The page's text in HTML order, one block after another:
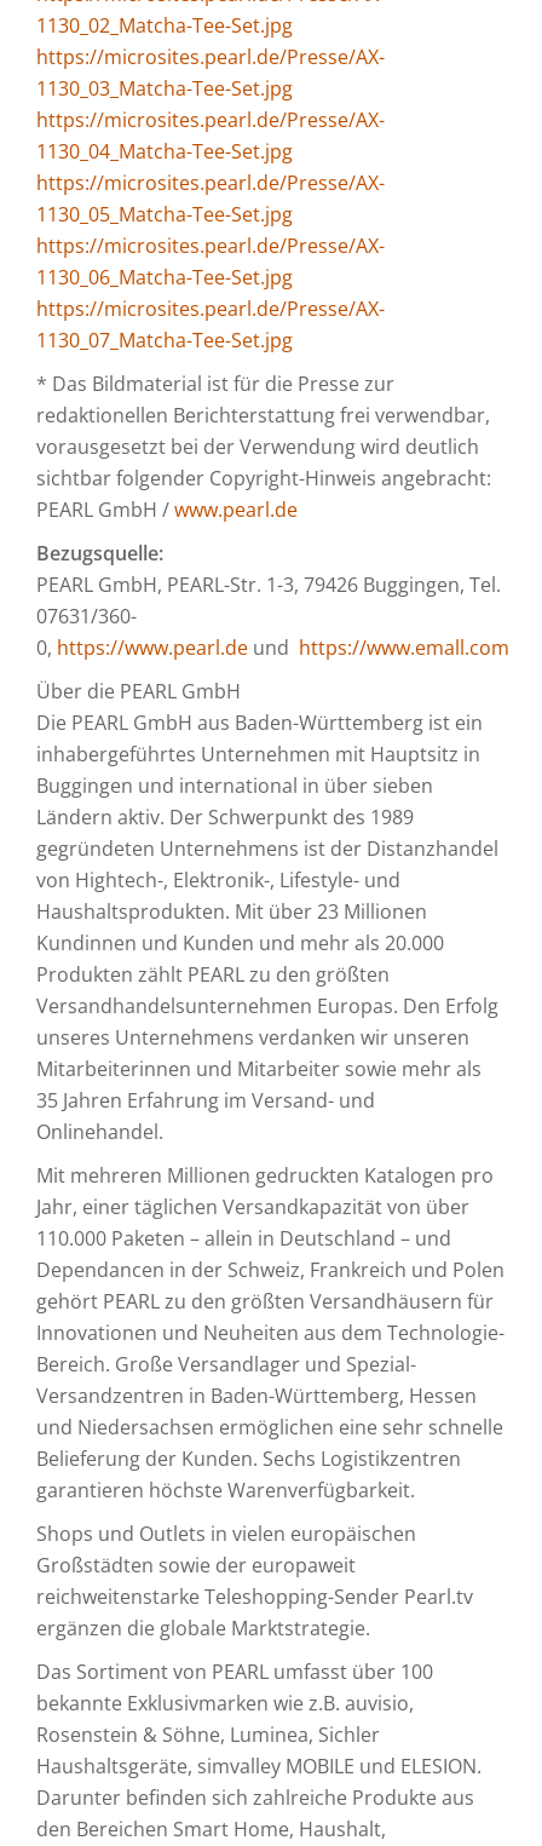
1130_02_Matcha-Tee-Set.jpg
https://microsites.pearl.de/Presse/AX-
1130_03_Matcha-Tee-Set.jpg
https://microsites.pearl.de/Presse/AX-
1130_04_Matcha-Tee-Set.jpg
https://microsites.pearl.de/Presse/AX-
1130_05_Matcha-Tee-Set.jpg
https://microsites.pearl.de/Presse/AX-
1130_06_Matcha-Tee-Set.jpg
https://microsites.pearl.de/Presse/AX-
1130_07_Matcha-Tee-Set.jpg
* Das Bildmaterial ist für die Presse zur
redaktionellen Berichterstattung frei verwendbar,
vorausgesetzt bei der Verwendung wird deutlich
sichtbar folgender Copyright-Hinweis angebracht:
PEARL GmbH /www.pearl.de
Bezugsquelle:
PEARL GmbH, PEARL-Str. 1-3, 79426 Buggingen, Tel.
07631/360-
0, https://www.pearl.de und https://www.emall.com
Über die PEARL GmbH
Die PEARL GmbH aus Baden-Württemberg ist ein
inhabergeführtes Unternehmen mit Hauptsitz in
Buggingen und international in über sieben
Ländern aktiv. Der Schwerpunkt des 1989
gegründeten Unternehmens ist der Distanzhandel
von Hightech-, Elektronik-, Lifestyle- und
Haushaltsprodukten. Mit über 23 Millionen
Kundinnen und Kunden und mehr als 20.000
Produkten zählt PEARL zu den größten
Versandhandelsunternehmen Europas. Den Erfolg
unseres Unternehmens verdanken wir unseren
Mitarbeiterinnen und Mitarbeiter sowie mehr als
35 Jahren Erfahrung im Versand- und
Onlinehandel.
Mit mehreren Millionen gedruckten Katalogen pro
Jahr, einer täglichen Versandkapazität von über
110.000 Paketen – allein in Deutschland – und
Dependancen in der Schweiz, Frankreich und Polen
gehört PEARL zu den größten Versandhäusern für
Innovationen und Neuheiten aus dem Technologie-
Bereich. Große Versandlager und Spezial-
Versandzentren in Baden-Württemberg, Hessen
und Niedersachsen ermöglichen eine sehr schnelle
Belieferung der Kunden. Sechs Logistikzentren
garantieren höchste Warenverfügbarkeit.
Shops und Outlets in vielen europäischen
Großstädten sowie der europaweit
reichweitenstarke Teleshopping-Sender Pearl.tv
ergänzen die globale Marktstrategie.
Das Sortiment von PEARL umfasst über 100
bekannte Exklusivmarken wie z.B. auvisio,
Rosenstein & Söhne, Luminea, Sichler
Haushaltsgeräte, simvalley MOBILE und ELESION.
Darunter befinden sich zahlreiche Produkte aus
den Bereichen Smart Home, Haushalt,